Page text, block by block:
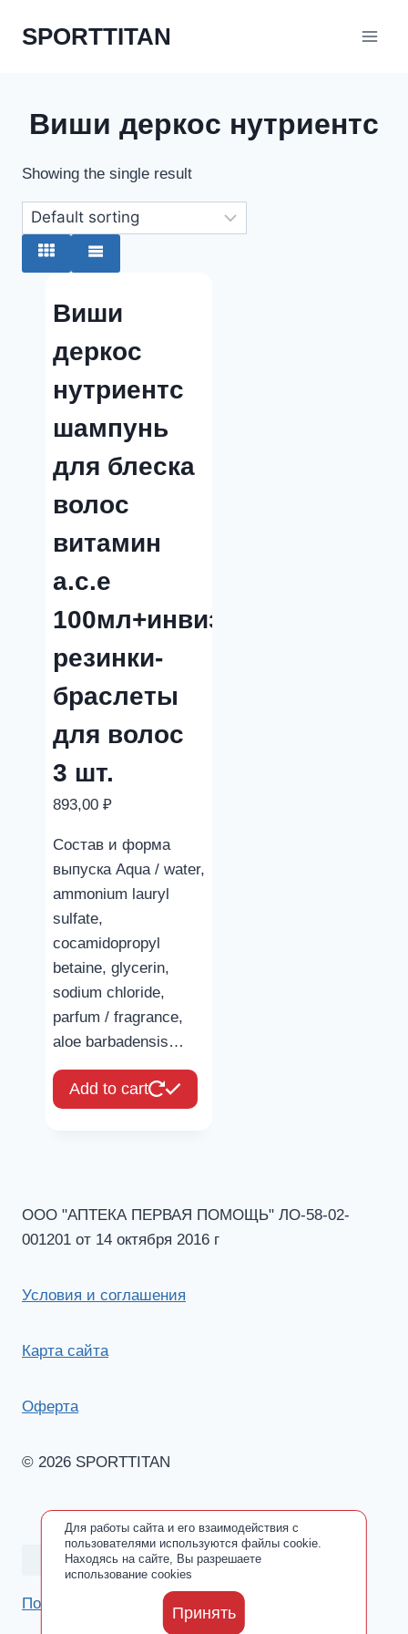
SPORTTITAN
Виши деркос нутриентс
Showing the single result
Виши
деркос
нутриентс
шампунь
для блеска
волос
витамин
a.c.e
100мл+инвизибоббл
резинки-
браслеты
для волос
3 шт.
893,00 ₽
Состав и форма
выпуска Aqua / water,
ammonium lauryl
sulfate,
cocamidopropyl
betaine, glycerin,
sodium chloride,
parfum / fragrance,
aloe barbadensis…
Add to cart
ООО "АПТЕКА ПЕРВАЯ ПОМОЩЬ" ЛО-58-02-
001201 от 14 октября 2016 г
Условия и соглашения
Карта сайта
Оферта
© 2026 SPORTTITAN
Политика обработки персональных данных
Для работы сайта и его взаимодействия с
пользователями используются файлы cookie.
Находясь на сайте, Вы разрешаете
использование cookies
Принять